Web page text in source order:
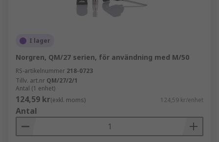
I lager
Norgren, QM/27 serien, för användning med M/50
RS-artikelnummer 218-0723
Tillv. art.nr QM/27/2/1
Antal (1 enhet)
124,59 kr(exkl. moms) 124,59 kr/enhet
Antal